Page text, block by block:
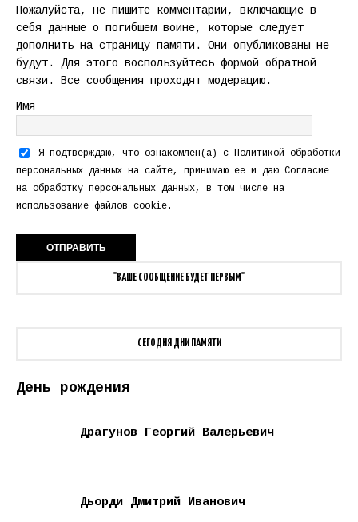
Пожалуйста, не пишите комментарии, включающие в
себя данные о погибшем воине, которые следует
дополнить на страницу памяти. Они опубликованы не
будут. Для этого воспользуйтесь формой обратной
связи. Все сообщения проходят модерацию.
Имя
Я подтверждаю, что ознакомлен(а) с Политикой обработки
персональных данных на сайте, принимаю ее и даю Согласие
на обработку персональных данных, в том числе на
использование файлов cookie.
"ВАШЕ СООБЩЕНИЕ БУДЕТ ПЕРВЫМ"
СЕГОДНЯ ДНИ ПАМЯТИ
День рождения
Драгунов Георгий Валерьевич
Дьорди Дмитрий Иванович